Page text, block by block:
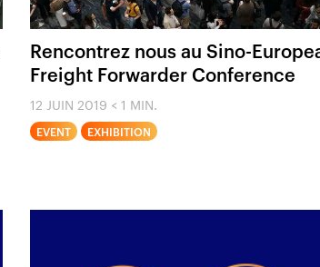
Rencontrez nous au Sino-
Freight Forwarder Conference
12 JUIN 2019 < 1 MIN.
EVENT EXHIBITION